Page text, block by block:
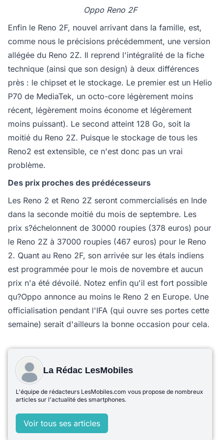
Oppo Reno 2F
Enfin le Reno 2F, nouvel arrivant dans la famille, est,
comme nous le précisions précédemment, une version
allégée du Reno 2Z. Il reprend l'intégralité de la fiche
technique (ainsi que son design) à deux différences
près : le chipset et le stockage. Le premier est un Helio
P70 de MediaTek, un octo-core légèrement moins
récent, légèrement moins économe et légèrement
moins puissant). Le second atteint 128 Go, soit la
moitié du Reno 2Z. Puisque le stockage de tous les
Reno2 est extensible, ce n'est donc pas un vrai
problème.
Des prix proches des prédécesseurs
Les Reno 2 et Reno 2Z seront commercialisés en Inde
dans la seconde moitié du mois de septembre. Les
prix s?échelonnent de 30000 roupies (378 euros) pour
le Reno 2Z à 37000 roupies (467 euros) pour le Reno
2. Quant au Reno 2F, son arrivée sur les étals indiens
est programmée pour le mois de novembre et aucun
prix n'a été dévoilé. Notez enfin qu'il est fort possible
qu?Oppo annonce au moins le Reno 2 en Europe. Une
officialisation pendant l'IFA (qui ouvre ses portes cette
semaine) serait d'ailleurs la bonne occasion pour cela.
La Rédac LesMobiles
L'équipe de rédacteurs LesMobiles.com vous propose de nombreux
articles sur l'actualité des smartphones.
Voir tous ses articles